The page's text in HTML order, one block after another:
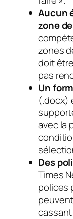
Aucun
zone
zones
doit
pas
Un
(.docx)
avec la
Des
Times
polices
cassant